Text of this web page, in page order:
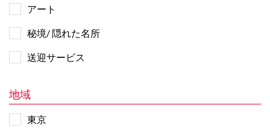
アート
秘境/ 隠れた名所
送迎サービス
地域
東京